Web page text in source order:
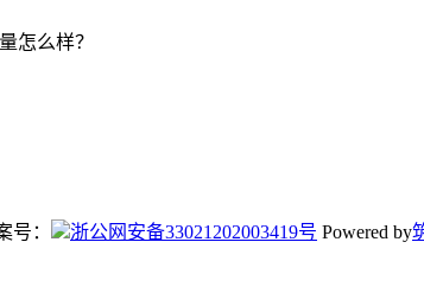
怎么样？
号： 浙公网安备33021202003419号 Powered by